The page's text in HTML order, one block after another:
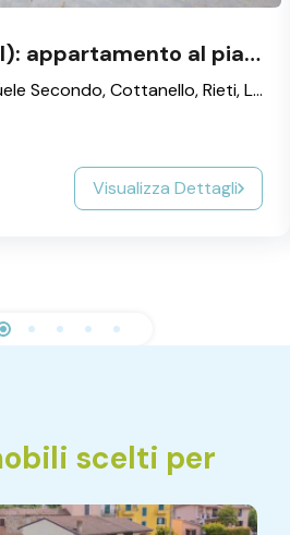
COTTANELLO (RI): appartamento al piano terra con cantina
Piazza Vittorio Emanuele Secondo, Cottanello, Rieti, Lazio, Italia
Visualizza Dettagli
scelti per